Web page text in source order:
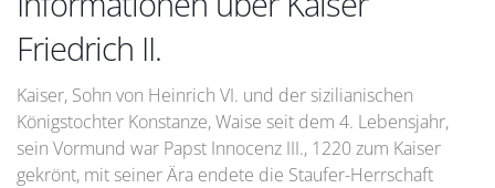
Friedrich II.
Kaiser, Sohn von Heinrich VI. und der sizilianischen
Königstochter Konstanze, Waise seit dem 4. Lebensjahr,
sein Vormund war Papst Innocenz III., 1220 zum Kaiser
gekrönt, mit seiner Ära endete die Staufer-Herrschaft